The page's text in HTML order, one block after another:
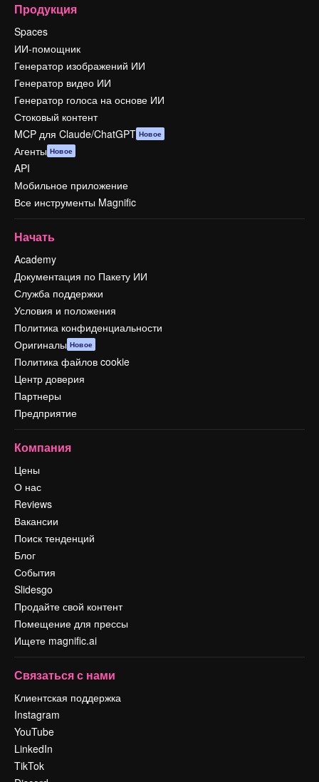
Продукция
Spaces
ИИ-помощник
Генератор изображений ИИ
Генератор видео ИИ
Генератор голоса на основе ИИ
Стоковый контент
MCP для Claude/ChatGPT Новое
Агенты Новое
API
Мобильное приложение
Все инструменты Magnific
Начать
Academy
Документация по Пакету ИИ
Служба поддержки
Условия и положения
Политика конфиденциальности
Оригиналы Новое
Политика файлов cookie
Центр доверия
Партнеры
Предприятие
Компания
Цены
О нас
Reviews
Вакансии
Поиск тенденций
Блог
События
Slidesgo
Продайте свой контент
Помещение для прессы
Ищете magnific.ai
Связаться с нами
Клиентская поддержка
Instagram
YouTube
LinkedIn
TikTok